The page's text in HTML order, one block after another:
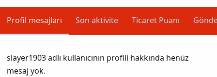
Profil mesajları Son aktivite Ticaret Puanı
slayer1903 adlı kullanıcının profili hakkında henüz
mesaj yok.